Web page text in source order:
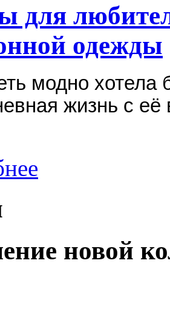
для
одежды
модно
жизнь с
новой